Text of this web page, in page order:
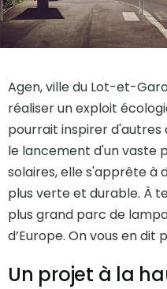
Agen, ville du Lot-et-
réaliser un exploit
pourrait inspirer d'autres
le lancement d'un vaste
solaires, elle s'apprête à
plus verte et durable. À
plus grand parc de
d’Europe. On vous en dit
Un projet à la